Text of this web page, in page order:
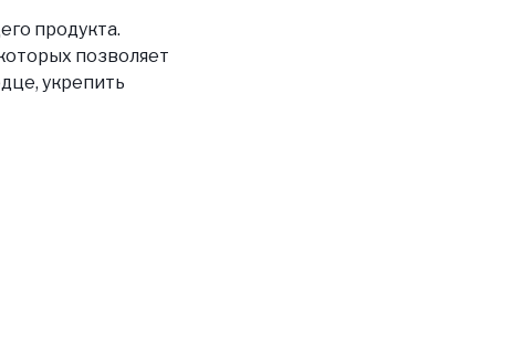
продукта.
позволяет
укрепить